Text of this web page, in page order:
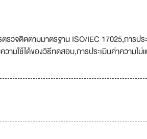
รวจติดตามมาตรฐาน ISO/IEC 17025,การ
ใช้ได้ของวิธีทดสอบ,การประเมินค่าความไม่